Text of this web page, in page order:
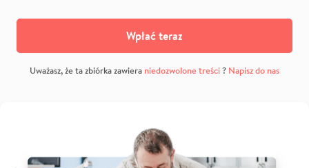
Wpłać teraz
Uważasz, że ta zbiórka zawiera niedozwolone treści? Napisz do nas